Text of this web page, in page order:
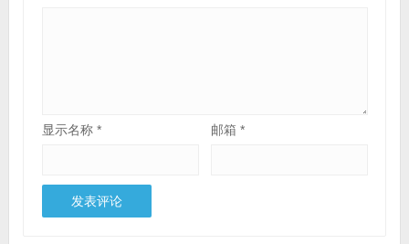
显示名称 * 邮箱*